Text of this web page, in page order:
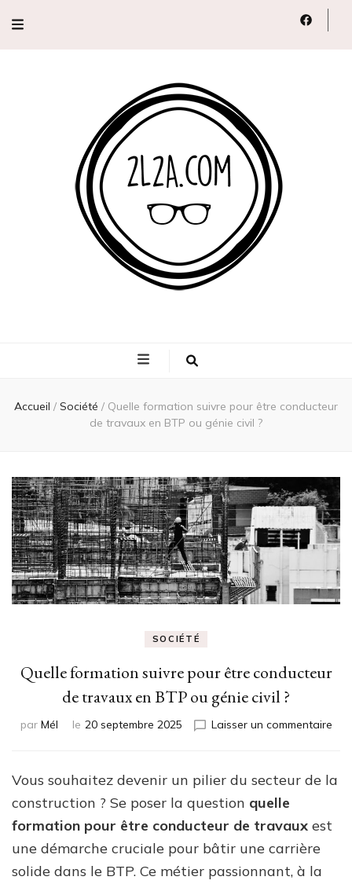
Accueil / Société / Quelle formation suivre pour être conducteur
de travaux en BTP ou génie civil ?
SOCIÉTÉ
Quelle formation suivre pour être conducteur
de travaux en BTP ou génie civil ?
par Mél le 20 septembre 2025 Laisser un commentairesur
Vous souhaitez devenir un pilier du secteur de la
construction ? Se poser la question quelle
formation pour être conducteur de travaux est
une démarche cruciale pour bâtir une carrière
solide dans le BTP. Ce métier passionnant, à la